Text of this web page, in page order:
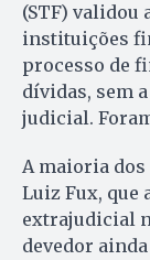
(STF) validou
instituições
processo de
dívidas, sem
judicial.
A maioria
Luiz Fux, que
extrajudicial
devedor